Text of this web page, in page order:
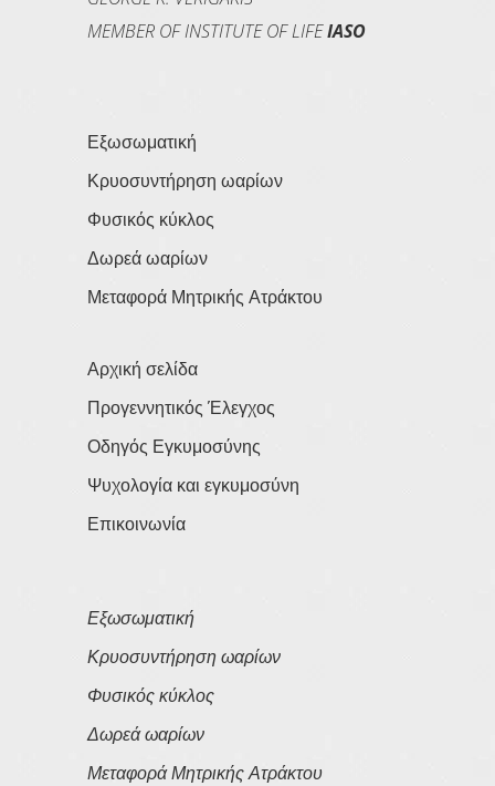
MEMBER OF INSTITUTE OF LIFEIASO
Εξωσωματική
Κρυοσυντήρηση ωαρίων
Φυσικός κύκλος
Δωρεά ωαρίων
Μεταφορά Μητρικής Ατράκτου
Αρχική σελίδα
Προγεννητικός Έλεγχος
Οδηγός Εγκυμοσύνης
Ψυχολογία και εγκυμοσύνη
Επικοινωνία
Εξωσωματική
Κρυοσυντήρηση ωαρίων
Φυσικός κύκλος
Δωρεά ωαρίων
Μεταφορά Μητρικής Ατράκτου